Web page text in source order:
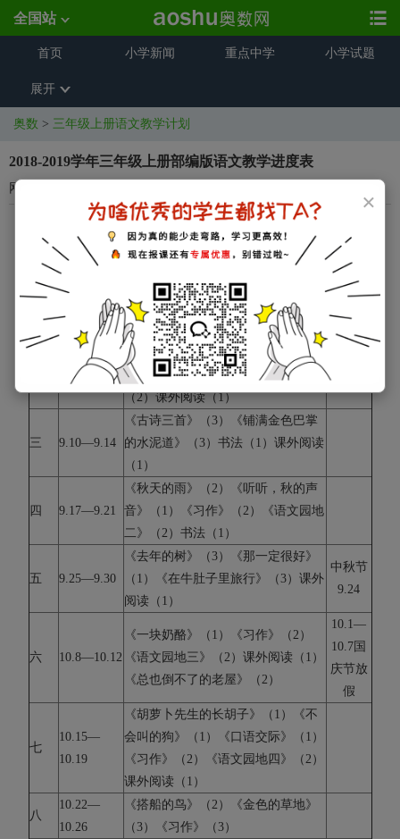
×
全国站
首页 小学新闻 重点中学 小学试题
展开
奥数 > 三年级上册语文教学计划
2018-2019学年三年级上册部编版语文教学进度表
网络资源
2018-2019学年度第一学期三年级语文（上册）教学进度表
时间 教学内容 备注
8.27—8.31
《大青树下的小学》（3）《花的学
校》（3）
书法（1）课外阅读（1）
9.3—9.7
《不懂就要问》（2）《口语交际》
（1）习作（2）《语文园地一》
（2）课外阅读（1）
三 9.10—9.14
《古诗三首》（3）《铺满金色巴掌
的水泥道》（3）书法（1）课外阅读
（1）
四 9.17—9.21
《秋天的雨》（2）《听听，秋的声
音》（1）《习作》（2）《语文园地
二》（2）书法（1）
五 9.25—9.30
《去年的树》（3）《那一定很好》
（1）《在牛肚子里旅行》（3）课外
阅读（1）
中秋节
9.24
六 10.8—10.12
《一块奶酪》（1）《习作》（2）
《语文园地三》（2）课外阅读（1）
《总也倒不了的老屋》（2）
10.1—
10.7国
庆节放
假
七
10.15—
10.19
《胡萝卜先生的长胡子》（1）《不
会叫的狗》（1）《口语交际》（1）
《习作》（2）《语文园地四》（2）
课外阅读（1）
八
10.22—
10.26
《搭船的鸟》（2）《金色的草地》
（3）《习作》（3）